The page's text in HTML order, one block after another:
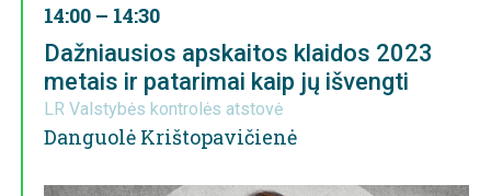
14:00 – 14:30
Dažniausios apskaitos klaidos 2023
metais ir patarimai kaip jų išvengti
LR Valstybės kontrolės atstovė
Danguolė Krištopavičienė